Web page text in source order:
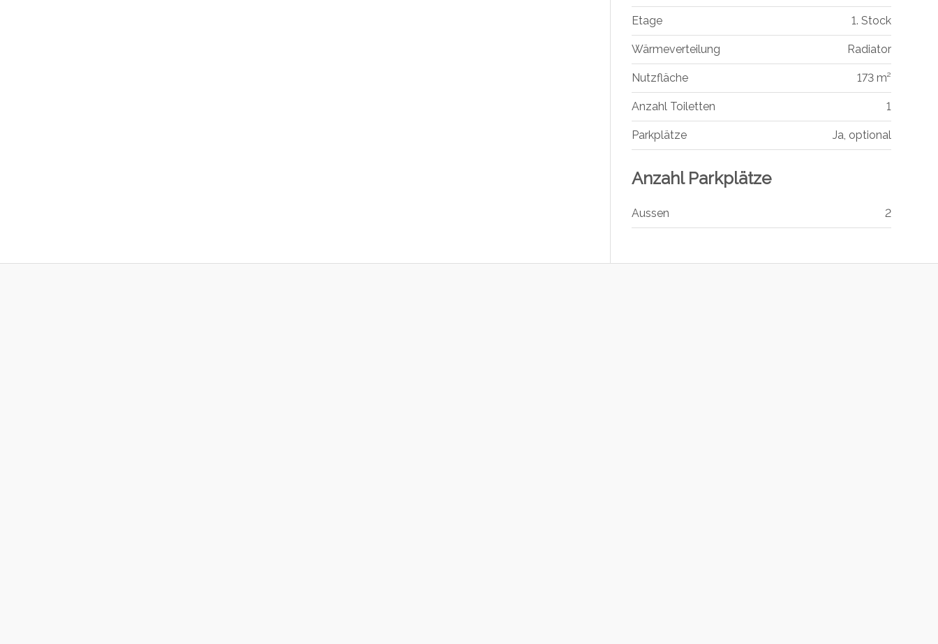
Etage 1. Stock
Wärmeverteilung Radiator
Nutzfläche 173 m²
Anzahl Toiletten 1
Parkplätze Ja, optional
Anzahl Parkplätze
Aussen 2